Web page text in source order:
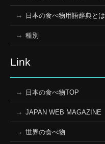
日本の食べ物用語辞典とは
種別
Link
日本の食べ物TOP
JAPAN WEB MAGAZINE
世界の食べ物